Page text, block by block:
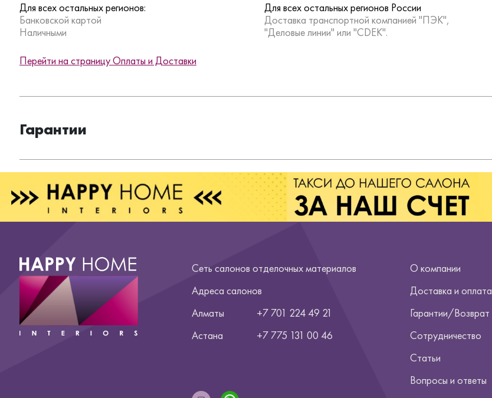
Для всех остальных регионов:
Банковской картой
Наличными
Для всех остальных регионов России
Доставка транспортной компанией "ПЭК",
"Деловые линии" или "CDEK".
Перейти на страницу Оплаты и Доставки
Гарантии
Сеть салонов отделочных материалов
Адреса салонов
Алматы
+7 701 224 49 21
Астана
+7 775 131 00 46
О компании
Доставка и оплата
Гарантии/Возврат
Сотрудничество
Статьи
Вопросы и ответы